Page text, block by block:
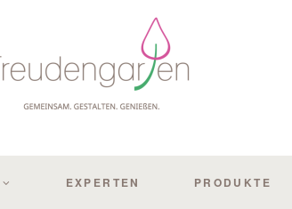
EXPERTEN PRODUKTE